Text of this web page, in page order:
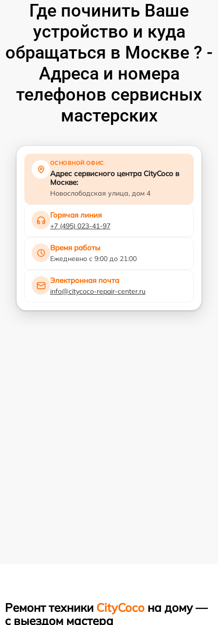
Где починить Ваше
устройство и куда
обращаться в Москве ? -
Адреса и номера
телефонов сервисных
мастерских
ОСНОВНОЙ ОФИС
Адрес сервисного центра CityCoco в
Москве:
Новослободская улица, дом 4
Горячая линия
+7 (495) 023-41-97
Время работы
Ежедневно с 9:00 до 21:00
Электронная почта
info@citycoco-repair-center.ru
Ремонт техники CityCoco на дому —
с выездом мастера